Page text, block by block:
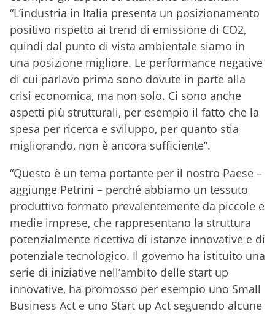
“L’industria in Italia presenta un posizionamento
positivo rispetto ai trend di emissione di CO2,
quindi dal punto di vista ambientale siamo in
una posizione migliore. Le performance negative
di cui parlavo prima sono dovute in parte alla
crisi economica, ma non solo. Ci sono anche
aspetti più strutturali, per esempio il fatto che la
spesa per ricerca e sviluppo, per quanto stia
migliorando, non è ancora sufficiente”.
“Questo è un tema portante per il nostro Paese –
aggiunge Petrini – perché abbiamo un tessuto
produttivo formato prevalentemente da piccole e
medie imprese, che rappresentano la struttura
potenzialmente ricettiva di istanze innovative e di
potenziale tecnologico. Il governo ha istituito una
serie di iniziative nell’ambito delle start up
innovative, ha promosso per esempio uno Small
Business Act e uno Start up Act seguendo alcune